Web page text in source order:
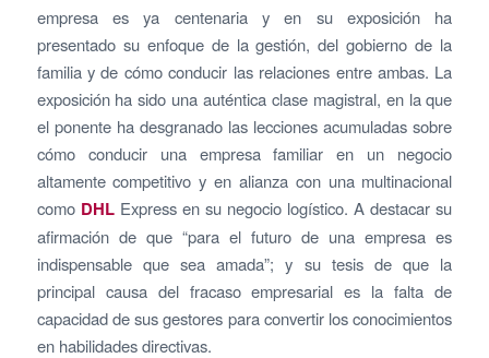
empresa es ya centenaria y en su exposición ha
presentado su enfoque de la gestión, del gobierno de la
familia y de cómo conducir las relaciones entre ambas. La
exposición ha sido una auténtica clase magistral, en la que
el ponente ha desgranado las lecciones acumuladas sobre
cómo conducir una empresa familiar en un negocio
altamente competitivo y en alianza con una multinacional
como DHLExpress en su negocio logístico. A destacar su
afirmación de que “para el futuro de una empresa es
indispensable que sea amada”; y su tesis de que la
principal causa del fracaso empresarial es la falta de
capacidad de sus gestores para convertir los conocimientos
en habilidades directivas.